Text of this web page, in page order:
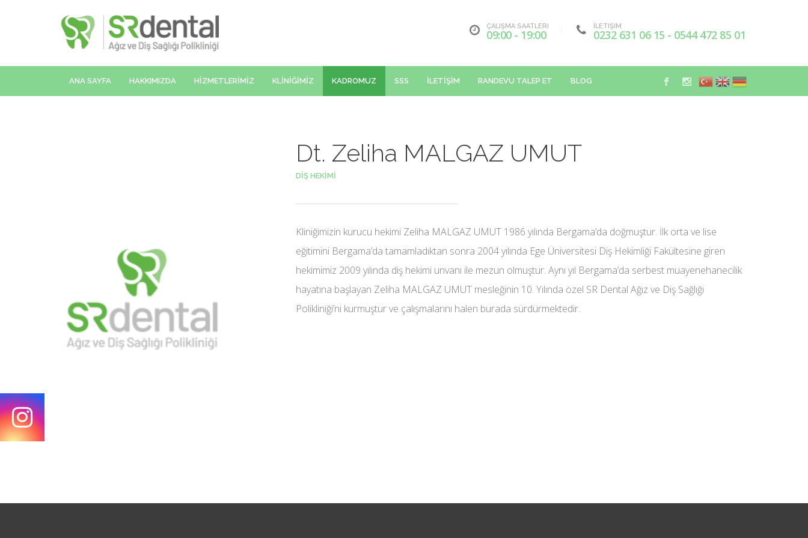
ÇALIŞMA SAATLERI
09:00 - 19:00
İLETIŞIM
0232 631 06 15 - 0544 472 85 01
ANA SAYFA HAKKIMIZDA HİZMETLERİMİZ KLİNİĞİMİZ KADROMUZ SSS İLETİŞİM RANDEVU TALEP ET BLOG
Dt. Zeliha MALGAZ UMUT
DİŞ HEKİMİ
Kliniğimizin kurucu hekimi Zeliha MALGAZ UMUT 1986 yılında Bergama’da doğmuştur. İlk orta ve lise
eğitimini Bergama’da tamamladıktan sonra 2004 yılında Ege Üniversitesi Diş Hekimliği Fakültesine giren
hekimimiz 2009 yılında diş hekimi unvanı ile mezun olmuştur. Aynı yıl Bergama’da serbest muayenehanecilik
hayatına başlayan Zeliha MALGAZ UMUT mesleğinin 10. Yılında özel SR Dental Ağız ve Diş Sağlığı
Polikliniği’ni kurmuştur ve çalışmalarını halen burada sürdürmektedir.